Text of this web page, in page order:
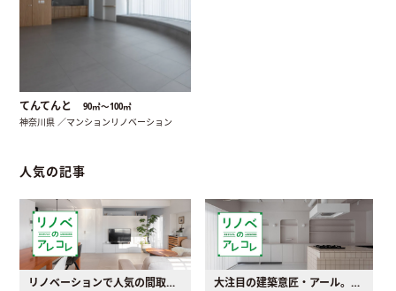
てんてんと 90㎡〜100㎡
神奈川県 ／マンションリノベーション
人気の記事
リノベーションで人気の間取りとは？トレンドの間取りと実例を徹底解説 大注目の建築意匠・アール。人気の理由と空間に取り入れるポイント